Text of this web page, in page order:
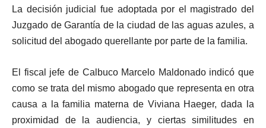
La decisión judicial fue adoptada por el magistrado del
Juzgado de Garantía de la ciudad de las aguas azules, a
solicitud del abogado querellante por parte de la familia.
El fiscal jefe de Calbuco Marcelo Maldonado indicó que
como se trata del mismo abogado que representa en otra
causa a la familia materna de Viviana Haeger, dada la
proximidad de la audiencia, y ciertas similitudes en